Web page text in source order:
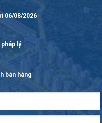
06/08/2026
lý
bán hàng